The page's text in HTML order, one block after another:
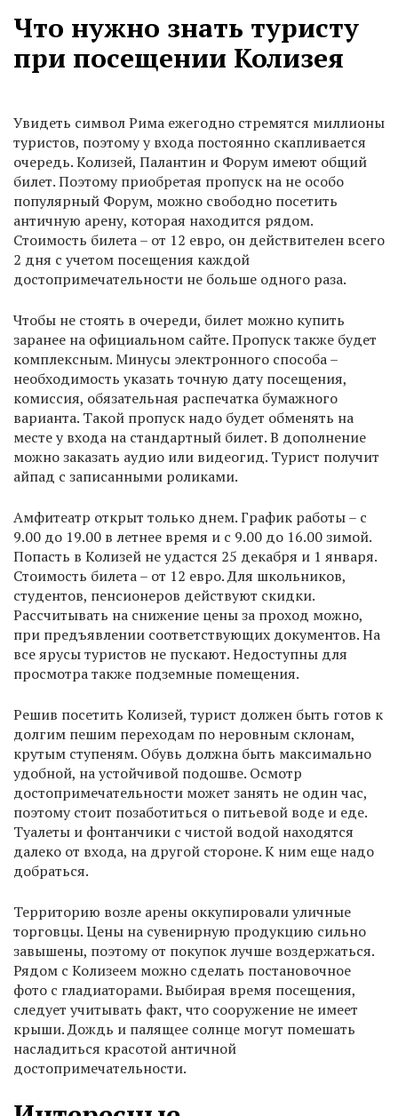
Что нужно знать туристу
при посещении Колизея
Увидеть символ Рима ежегодно стремятся миллионы
туристов, поэтому у входа постоянно скапливается
очередь. Колизей, Палантин и Форум имеют общий
билет. Поэтому приобретая пропуск на не особо
популярный Форум, можно свободно посетить
античную арену, которая находится рядом.
Стоимость билета – от 12 евро, он действителен всего
2 дня с учетом посещения каждой
достопримечательности не больше одного раза.
Чтобы не стоять в очереди, билет можно купить
заранее на официальном сайте. Пропуск также будет
комплексным. Минусы электронного способа –
необходимость указать точную дату посещения,
комиссия, обязательная распечатка бумажного
варианта. Такой пропуск надо будет обменять на
месте у входа на стандартный билет. В дополнение
можно заказать аудио или видеогид. Турист получит
айпад с записанными роликами.
Амфитеатр открыт только днем. График работы – с
9.00 до 19.00 в летнее время и с 9.00 до 16.00 зимой.
Попасть в Колизей не удастся 25 декабря и 1 января.
Стоимость билета – от 12 евро. Для школьников,
студентов, пенсионеров действуют скидки.
Рассчитывать на снижение цены за проход можно,
при предъявлении соответствующих документов. На
все ярусы туристов не пускают. Недоступны для
просмотра также подземные помещения.
Решив посетить Колизей, турист должен быть готов к
долгим пешим переходам по неровным склонам,
крутым ступеням. Обувь должна быть максимально
удобной, на устойчивой подошве. Осмотр
достопримечательности может занять не один час,
поэтому стоит позаботиться о питьевой воде и еде.
Туалеты и фонтанчики с чистой водой находятся
далеко от входа, на другой стороне. К ним еще надо
добраться.
Территорию возле арены оккупировали уличные
торговцы. Цены на сувенирную продукцию сильно
завышены, поэтому от покупок лучше воздержаться.
Рядом с Колизеем можно сделать постановочное
фото с гладиаторами. Выбирая время посещения,
следует учитывать факт, что сооружение не имеет
крыши. Дождь и палящее солнце могут помешать
насладиться красотой античной
достопримечательности.